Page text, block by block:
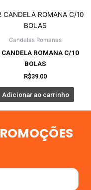
Candelas Romanas
CANDELA ROMANA C/10
BOLAS
R$39.00
Adicionar ao carrinho